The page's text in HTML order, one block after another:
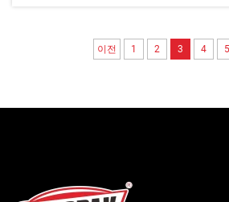
이전 1 2 3 4 5